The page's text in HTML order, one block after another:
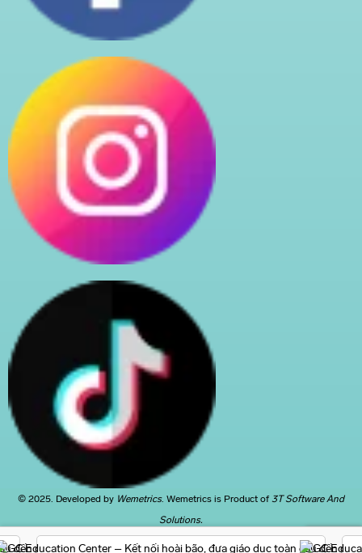
© 2025. Developed by Wemetrics. Wemetrics is Product of 3T Software And
Solutions.